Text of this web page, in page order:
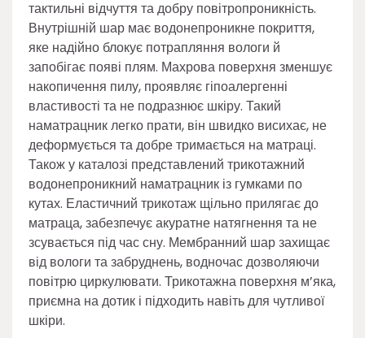
тактильні відчуття та добру повітропроникність.
Внутрішній шар має водонепроникне покриття,
яке надійно блокує потрапляння вологи й
запобігає появі плям. Махрова поверхня зменшує
накопичення пилу, проявляє гіпоалергенні
властивості та не подразнює шкіру. Такий
наматрацник легко прати, він швидко висихає, не
деформується та добре тримається на матраці.
Також у каталозі представлений трикотажний
водонепроникний наматрацник із гумками по
кутах. Еластичний трикотаж щільно прилягає до
матраца, забезпечує акуратне натягнення та не
зсувається під час сну. Мембранний шар захищає
від вологи та забруднень, водночас дозволяючи
повітрю циркулювати. Трикотажна поверхня м’яка,
приємна на дотик і підходить навіть для чутливої
шкіри.